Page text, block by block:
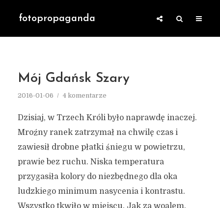
fotopropaganda
Mój Gdańsk Szary
2016-01-06 4 komentarze
Dzisiaj, w Trzech Króli było naprawdę inaczej.
Mroźny ranek zatrzymał na chwilę czas i
zawiesił drobne płatki śniegu w powietrzu,
prawie bez ruchu. Niska temperatura
przygasiła kolory do niezbędnego dla oka
ludzkiego minimum nasycenia i kontrastu.
Wszystko tkwiło w miejscu. Jak za woalem.